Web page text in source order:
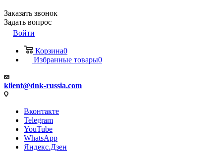
Заказать звонок
Задать вопрос
Войти
Корзина0
Избранные товары0
klient@dnk-russia.com
Вконтакте
Telegram
YouTube
WhatsApp
Яндекс.Дзен